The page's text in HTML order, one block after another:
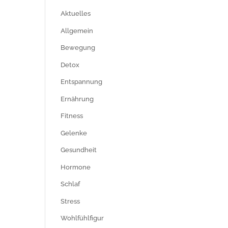
Aktuelles
Allgemein
Bewegung
Detox
Entspannung
Ernährung
Fitness
Gelenke
Gesundheit
Hormone
Schlaf
Stress
Wohlfühlfigur